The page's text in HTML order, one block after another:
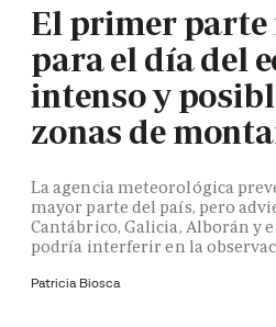
El primer
para el día del
intenso y
zonas de
La agencia meteorológica
mayor parte del país, pero
Cantábrico, Galicia, Alborán y
podría interferir en la
Patricia Biosca